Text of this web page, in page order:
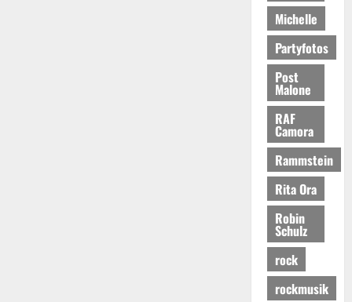
Michelle
Partyfotos
Post
Malone
RAF
Camora
Rammstein
Rita Ora
Robin
Schulz
rock
rockmusik